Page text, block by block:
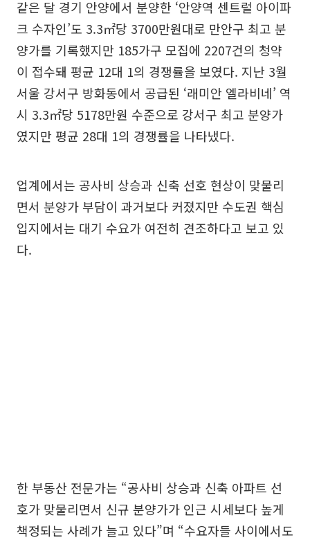
같은 달 경기 안양에서 분양한 ‘안양역 센트럴 아이파
크 수자인’도 3.3㎡당 3700만원대로 만안구 최고 분
양가를 기록했지만 185가구 모집에 2207건의 청약
이 접수돼 평균 12대 1의 경쟁률을 보였다. 지난 3월
서울 강서구 방화동에서 공급된 ‘래미안 엘라비네’ 역
시 3.3㎡당 5178만원 수준으로 강서구 최고 분양가
였지만 평균 28대 1의 경쟁률을 나타냈다.
업계에서는 공사비 상승과 신축 선호 현상이 맞물리
면서 분양가 부담이 과거보다 커졌지만 수도권 핵심
입지에서는 대기 수요가 여전히 견조하다고 보고 있
다.
한 부동산 전문가는 “공사비 상승과 신축 아파트 선
호가 맞물리면서 신규 분양가가 인근 시세보다 높게
책정되는 사례가 늘고 있다”며 “수요자들 사이에서도